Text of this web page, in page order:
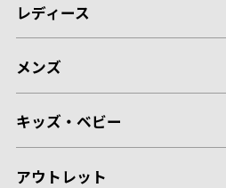
レディース
メンズ
キッズ・ベビー
アウトレット